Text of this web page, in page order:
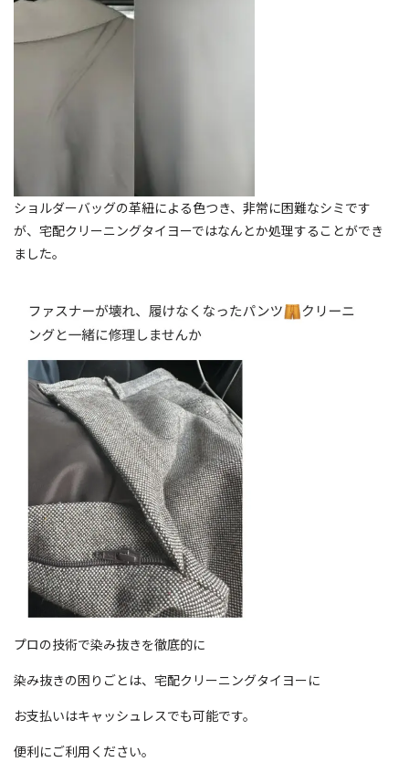
ショルダーバッグの革紐による色つき、非常に困難なシミです
が、宅配クリーニングタイヨーではなんとか処理することができ
ました。
プロの技術で染み抜きを徹底的に
染み抜きの困りごとは、宅配クリーニングタイヨーに
お支払いはキャッシュレスでも可能です。
便利にご利用ください。